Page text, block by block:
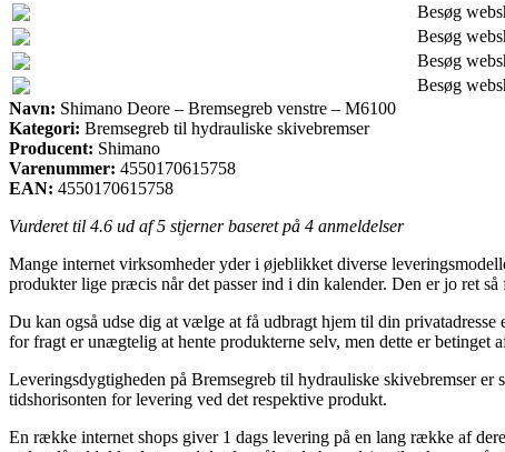
Besøg
Besøg
Besøg
Besøg
Navn: Shimano Deore – Bremsegreb venstre – M6100
Kategori: Bremsegreb til hydrauliske skivebremser
Producent: Shimano
Varenummer: 4550170615758
EAN: 4550170615758
Vurderet til 4.6 ud af 5 stjerner baseret på 4 anmeldelser
Mange internet virksomheder yder i øjeblikket diverse
produkter lige præcis når det passer ind i din kalender. Den er jo ret
Du kan også udse dig at vælge at få udbragt hjem til din
for fragt er unægtelig at hente produkterne selv, men dette er betinget
Leveringsdygtigheden på Bremsegreb til hydrauliske skivebremser
tidshorisonten for levering ved det respektive produkt.
En række internet shops giver 1 dags levering på en lang række af